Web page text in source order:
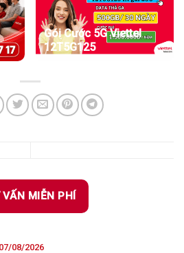
07/08/2026
Gói Cước 5G Viettel
12T5G125
VẤN MIỄN PHÍ